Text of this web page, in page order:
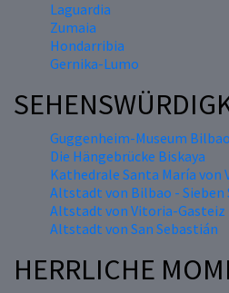
Laguardia
Zumaia
Hondarribia
Gernika-Lumo
Guggenheim-Museum Bilbao
Die Hängebrücke Biskaya
Kathedrale Santa María von
Altstadt von Bilbao - Sieben
Altstadt von Vitoria-Gasteiz
Altstadt von San Sebastián
HERRLICHE